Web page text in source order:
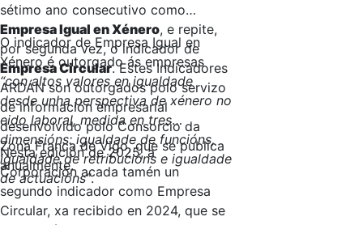
sétimo ano consecutivo como
Empresa Igual en Xénero, e repite,
por segunda vez, o indicador de
Empresa Circular. Estes Indicadores
ARDÁN son outorgados polo servizo
de información empresarial
desenvolvido polo Consorcio da
Zona Franca de Vigo, que se publica
anualmente.
O indicador de Empresa Igual en
Xénero é outorgado ás empresas
“con altos valores en igualdade
desde unha perspectiva de xénero no
eido laboral, medida en tres
dimensións: igualdade de funcións,
igualdade de retribucións e igualdade
de actuacións”.
Nesta edición de 2025, a
Corporación acada tamén un
segundo indicador como Empresa
Circular, xa recibido en 2024, que se